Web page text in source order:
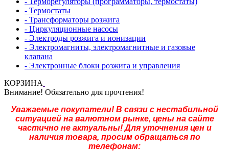
- Термостаты
- Трансформаторы розжига
- Циркуляционные насосы
- Электроды розжига и ионизации
- Электромагниты, электромагнитные и газовые
клапана
- Электронные блоки розжига и управления
КОРЗИНА
Внимание! Обязательно для прочтения!
Уважаемые покупатели! В связи с нестабильной
ситуацией на валютном рынке, цены на сайте
частично не актуальны! Для уточнения цен и
наличия товара, просим обращаться по
телефонам: